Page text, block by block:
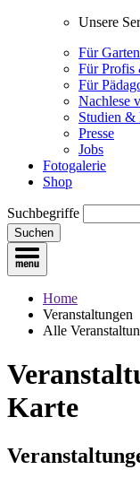
Unsere
Für
Für Profis
Für
Nachlese
Studien &
Presse
Jobs
Fotogalerie
Shop
Suchbegriffe
Suchen
Home
Veranstaltungen
Alle
Karte